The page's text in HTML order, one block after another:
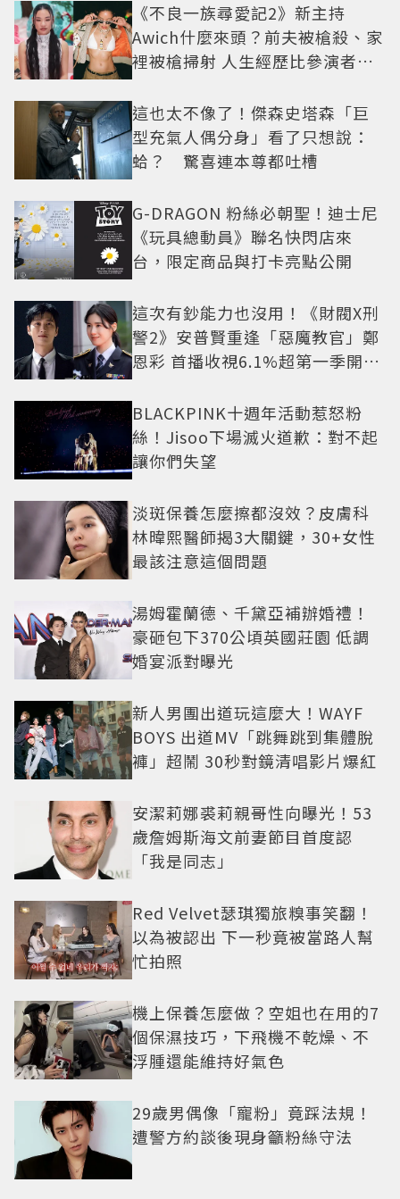
《不良一族尋愛記2》新主持
Awich什麼來頭？前夫被槍殺、家
裡被槍掃射 人生經歷比參演者還
這也太不像了！傑森史塔森「巨
型充氣人偶分身」看了只想說：
蛤？ 驚喜連本尊都吐槽
G-DRAGON 粉絲必朝聖！迪士尼
《玩具總動員》聯名快閃店來
台，限定商品與打卡亮點公開
這次有鈔能力也沒用！《財閥X刑
警2》安普賢重逢「惡魔教官」鄭
恩彩 首播收視6.1%超第一季開紅
BLACKPINK十週年活動惹怒粉
絲！Jisoo下場滅火道歉：對不起
讓你們失望
淡斑保養怎麼擦都沒效？皮膚科
林暐熙醫師揭3大關鍵，30+女性
最該注意這個問題
湯姆霍蘭德、千黛亞補辦婚禮！
豪砸包下370公頃英國莊園 低調
婚宴派對曝光
新人男團出道玩這麼大！WAYF
BOYS 出道MV「跳舞跳到集體脫
褲」超鬧 30秒對鏡清唱影片爆紅
安潔莉娜裘莉親哥性向曝光！53
歲詹姆斯海文前妻節目首度認
「我是同志」
Red Velvet瑟琪獨旅糗事笑翻！
以為被認出 下一秒竟被當路人幫
忙拍照
機上保養怎麼做？空姐也在用的7
個保濕技巧，下飛機不乾燥、不
浮腫還能維持好氣色
29歲男偶像「寵粉」竟踩法規！
遭警方約談後現身籲粉絲守法